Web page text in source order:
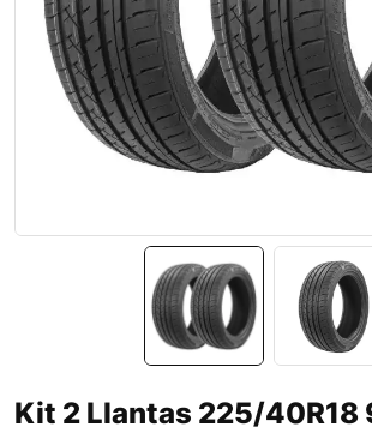
Kit 2 Llantas 225/40R18